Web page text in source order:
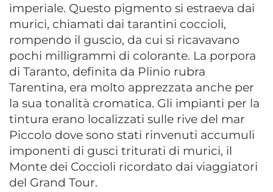
imperiale. Questo pigmento si estraeva dai
murici, chiamati dai tarantini coccioli,
rompendo il guscio, da cui si ricavavano
pochi milligrammi di colorante. La porpora
di Taranto, definita da Plinio rubra
Tarentina, era molto apprezzata anche per
la sua tonalità cromatica. Gli impianti per la
tintura erano localizzati sulle rive del mar
Piccolo dove sono stati rinvenuti accumuli
imponenti di gusci triturati di murici, il
Monte dei Coccioli ricordato dai viaggiatori
del Grand Tour.